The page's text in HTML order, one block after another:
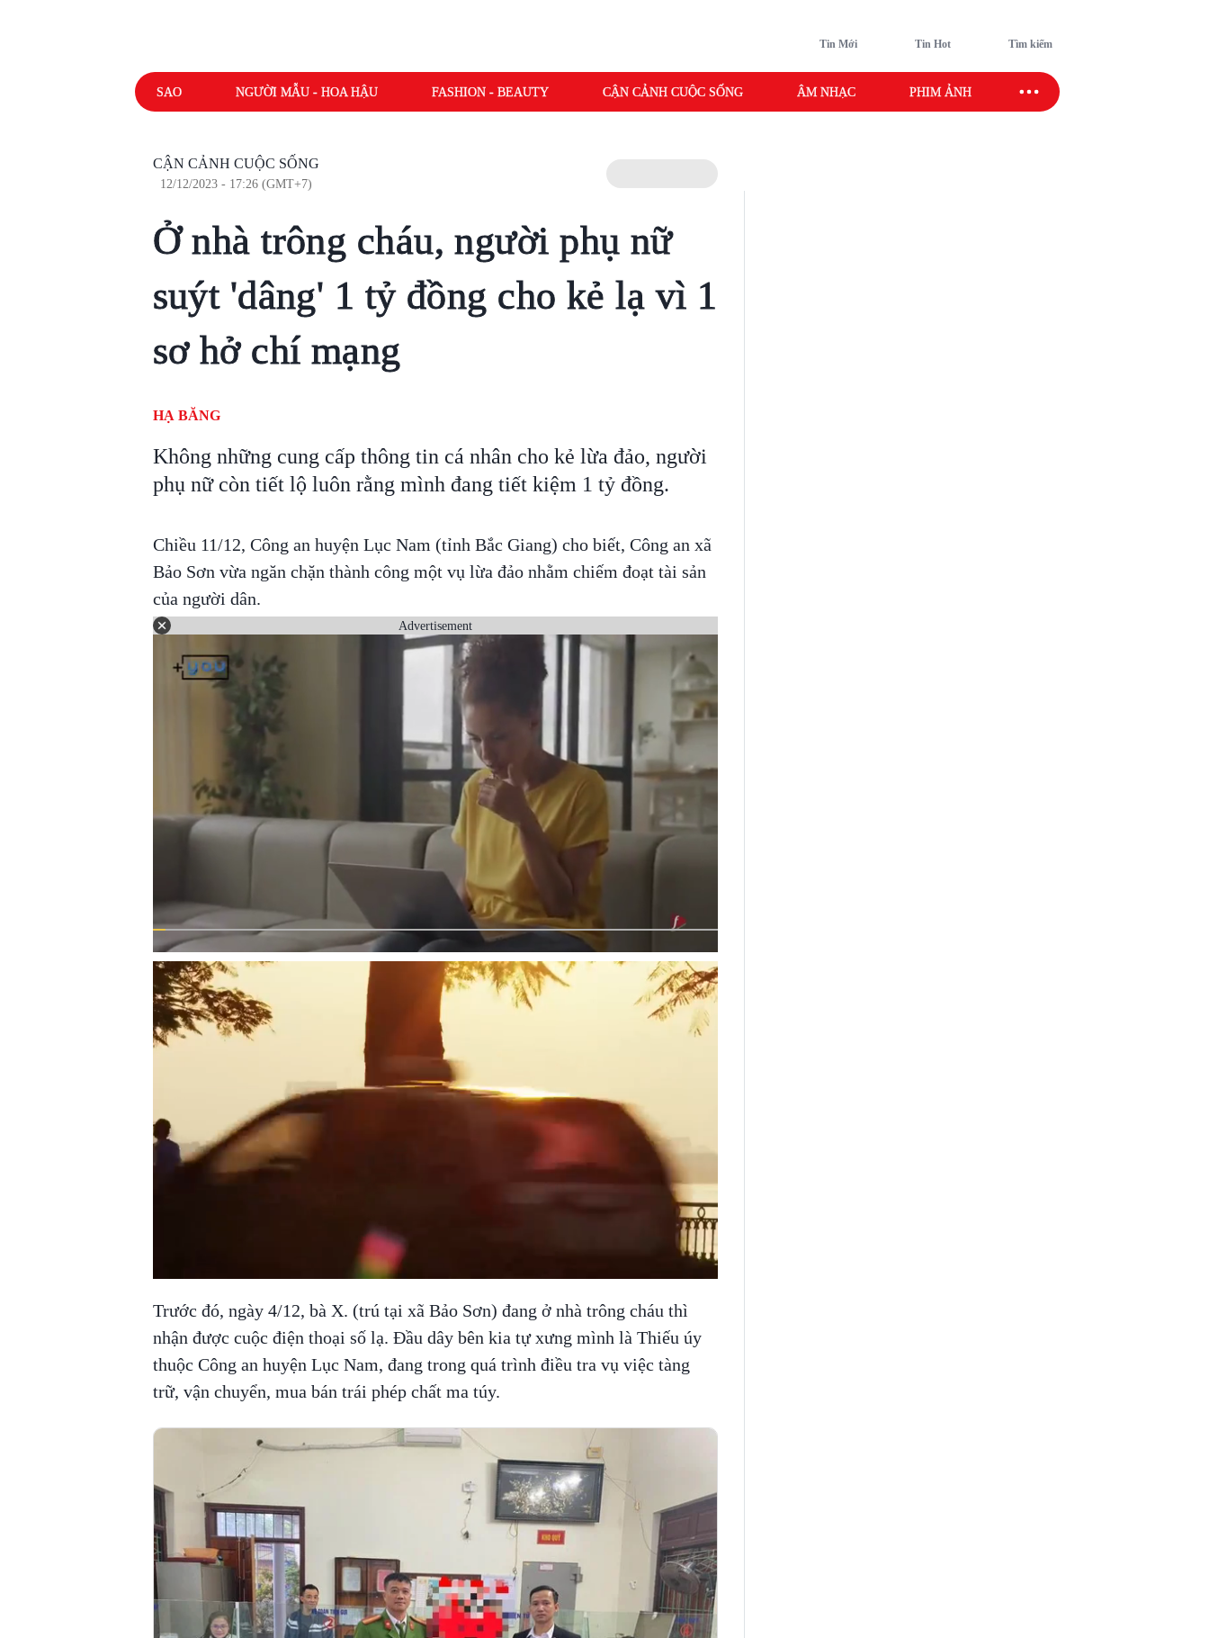
Tin Mới Tin Hot Tìm kiếm
SAO NGƯỜI MẪU - HOA HẬU FASHION - BEAUTY CẬN CẢNH CUỘC SỐNG ÂM NHẠC PHIM ẢNH SAO SPORT
CẬN CẢNH CUỘC SỐNG
12/12/2023 - 17:26 (GMT+7)
Ở nhà trông cháu, người phụ nữ
suýt 'dâng' 1 tỷ đồng cho kẻ lạ vì 1
sơ hở chí mạng
HẠ BĂNG
Không những cung cấp thông tin cá nhân cho kẻ lừa đảo, người
phụ nữ còn tiết lộ luôn rằng mình đang tiết kiệm 1 tỷ đồng.
Chiều 11/12, Công an huyện Lục Nam (tỉnh Bắc Giang) cho biết, Công an xã
Bảo Sơn vừa ngăn chặn thành công một vụ lừa đảo nhằm chiếm đoạt tài sản
của người dân.
Advertisement
Trước đó, ngày 4/12, bà X. (trú tại xã Bảo Sơn) đang ở nhà trông cháu thì
nhận được cuộc điện thoại số lạ. Đầu dây bên kia tự xưng mình là Thiếu úy
thuộc Công an huyện Lục Nam, đang trong quá trình điều tra vụ việc tàng
trữ, vận chuyển, mua bán trái phép chất ma túy.